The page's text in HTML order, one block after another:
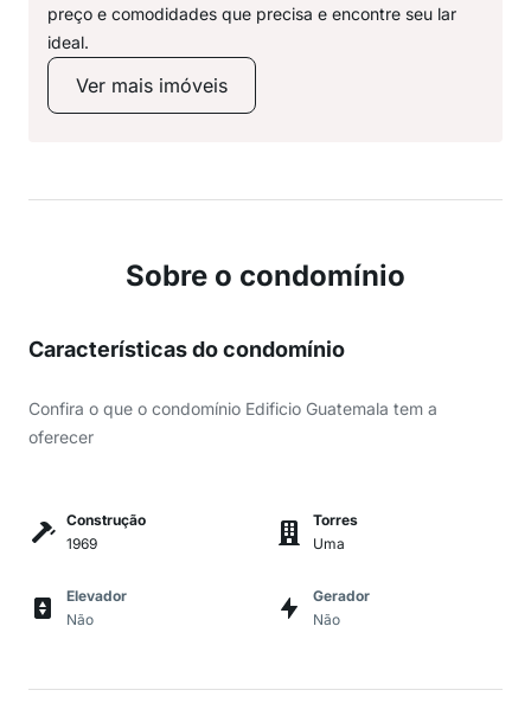
preço e comodidades que precisa e encontre seu lar
ideal.
Ver mais imóveis
Sobre o condomínio
Características do condomínio
Confira o que o condomínio Edificio Guatemala tem a
oferecer
Construção
1969
Torres
Uma
Elevador
Não
Gerador
Não